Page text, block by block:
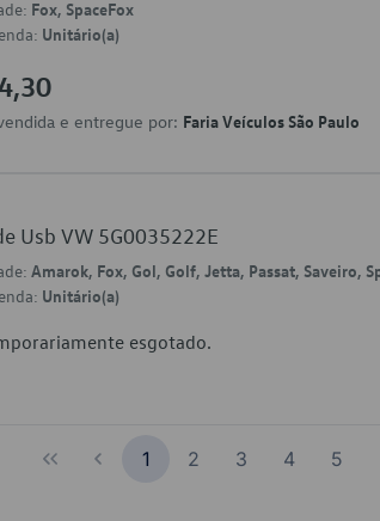
Fox, SpaceFox
Unitário(a)
e entregue por: Faria Veículos São Paulo
Usb VW 5G0035222E
Amarok, Fox, Gol, Golf, Jetta, Passat, Saveiro,
Unitário(a)
esgotado.
1 2 3 4 5